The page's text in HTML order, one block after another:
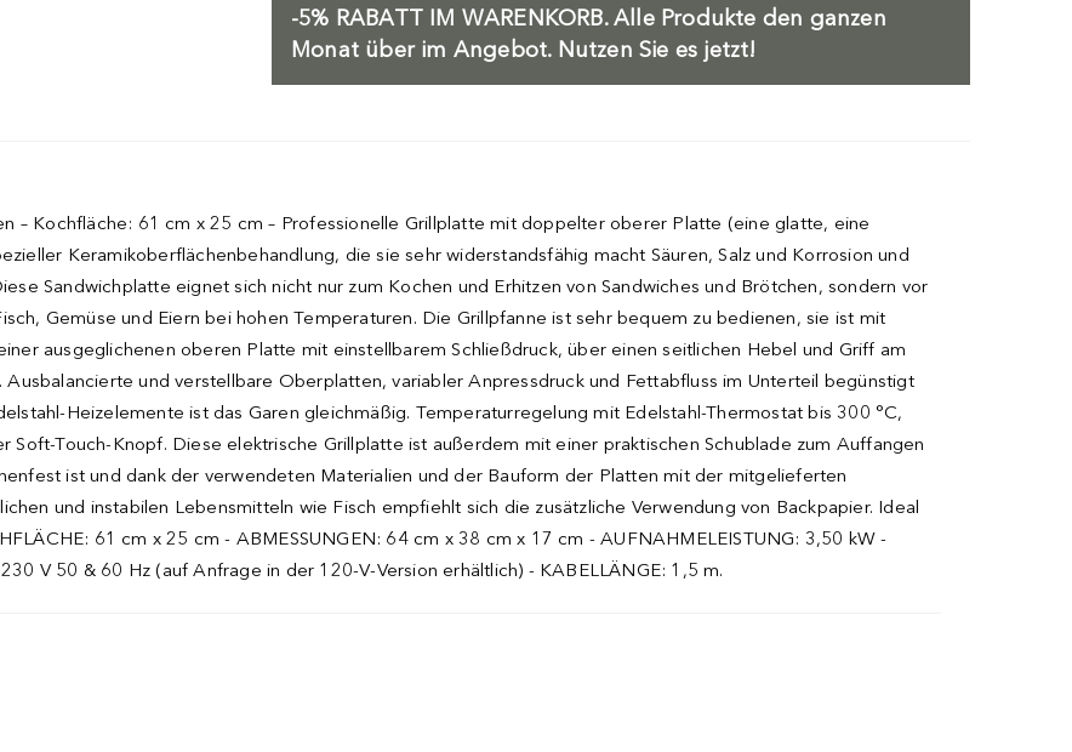
-5% RABATT IM WARENKORB.Alle Produkte den ganzen
Monat über im Angebot. Nutzen Sie es jetzt!
Kochfläche: 61 cm x 25 cm – Professionelle Grillplatte mit doppelter oberer Platte (eine glatte, eine
Keramikoberflächenbehandlung, die sie sehr widerstandsfähig macht Säuren, Salz und Korrosion und
Sandwichplatte eignet sich nicht nur zum Kochen und Erhitzen von Sandwiches und Brötchen, sondern vor
Gemüse und Eiern bei hohen Temperaturen. Die Grillpfanne ist sehr bequem zu bedienen, sie ist mit
ausgeglichenen oberen Platte mit einstellbarem Schließdruck, über einen seitlichen Hebel und Griff am
und verstellbare Oberplatten, variabler Anpressdruck und Fettabfluss im Unterteil begünstigt
Heizelemente ist das Garen gleichmäßig. Temperaturregelung mit Edelstahl-Thermostat bis 300 °C,
Touch-Knopf. Diese elektrische Grillplatte ist außerdem mit einer praktischen Schublade zum Auffangen
ist und dank der verwendeten Materialien und der Bauform der Platten mit der mitgelieferten
und instabilen Lebensmitteln wie Fisch empfiehlt sich die zusätzliche Verwendung von Backpapier. Ideal
61 cm x 25 cm - ABMESSUNGEN: 64 cm x 38 cm x 17 cm - AUFNAHMELEISTUNG: 3,50 kW -
V 50 & 60 Hz (auf Anfrage in der 120-V-Version erhältlich) - KABELLÄNGE: 1,5 m.